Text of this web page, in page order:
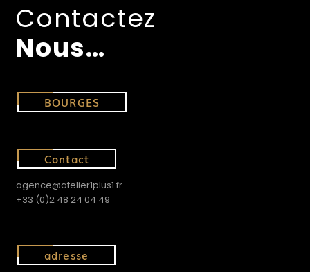
Contactez
Nous…
BOURGES
Contact
agence@atelier1plus1.fr
+33 (0)2 48 24 04 49
adresse